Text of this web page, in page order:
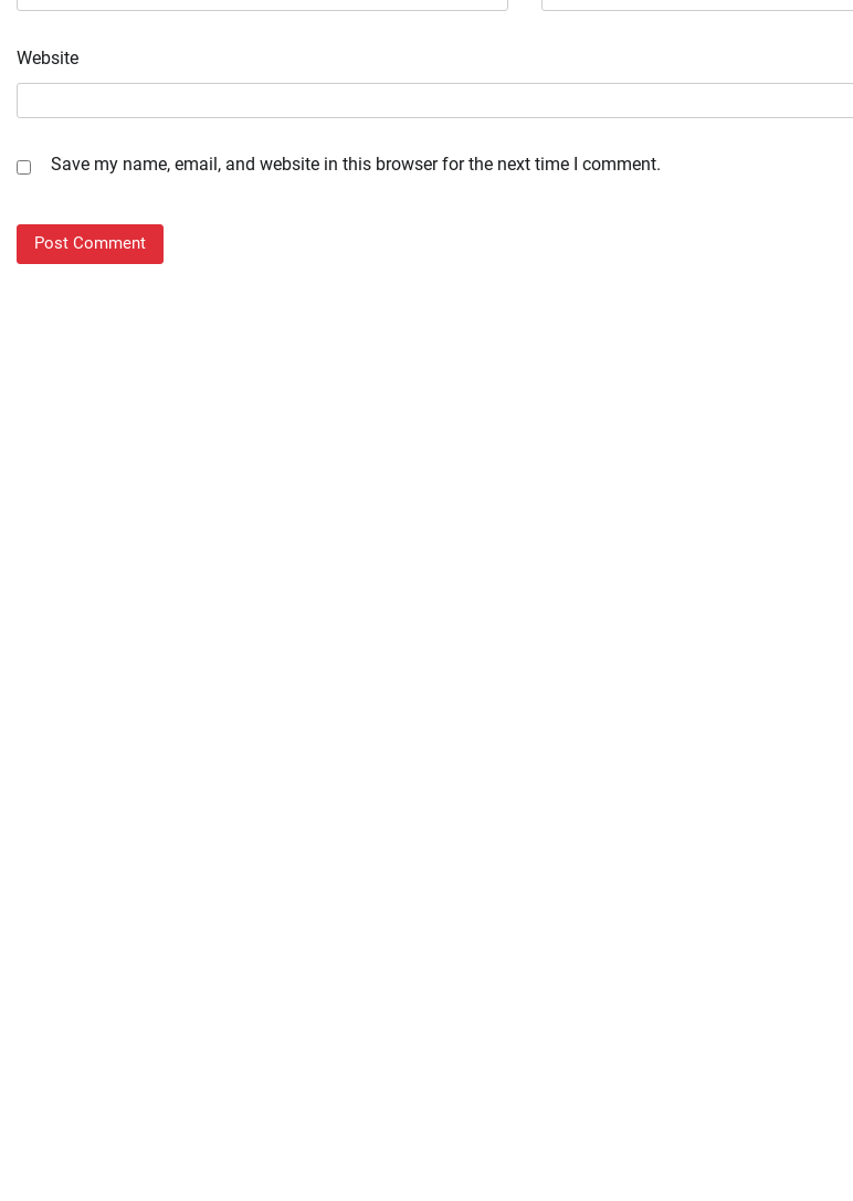
Website
Save my name, email, and website in this browser for the next time I comment.